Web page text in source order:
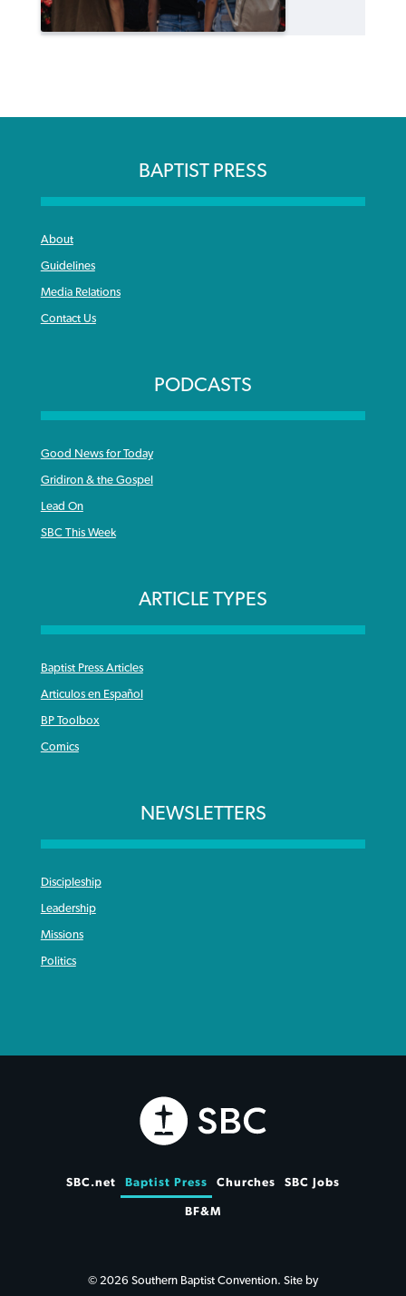
BAPTIST PRESS
About
Guidelines
Media Relations
Contact Us
PODCASTS
Good News for Today
Gridiron & the Gospel
Lead On
SBC This Week
ARTICLE TYPES
Baptist Press Articles
Articulos en Español
BP Toolbox
Comics
NEWSLETTERS
Discipleship
Leadership
Missions
Politics
SBC.net Baptist Press Churches SBC Jobs
BF&M
© 2026 Southern Baptist Convention. Site by